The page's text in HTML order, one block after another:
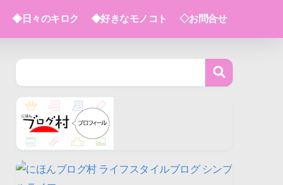
◆日々のキロク ◆好きなモノコト ◇お問合せ